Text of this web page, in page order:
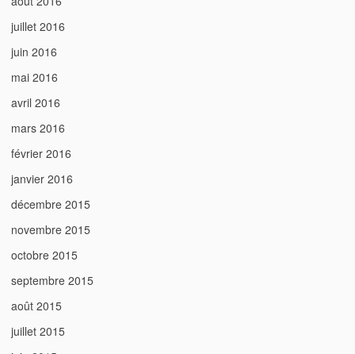
juillet 2016
juin 2016
mai 2016
avril 2016
mars 2016
février 2016
janvier 2016
décembre 2015
novembre 2015
octobre 2015
septembre 2015
août 2015
juillet 2015